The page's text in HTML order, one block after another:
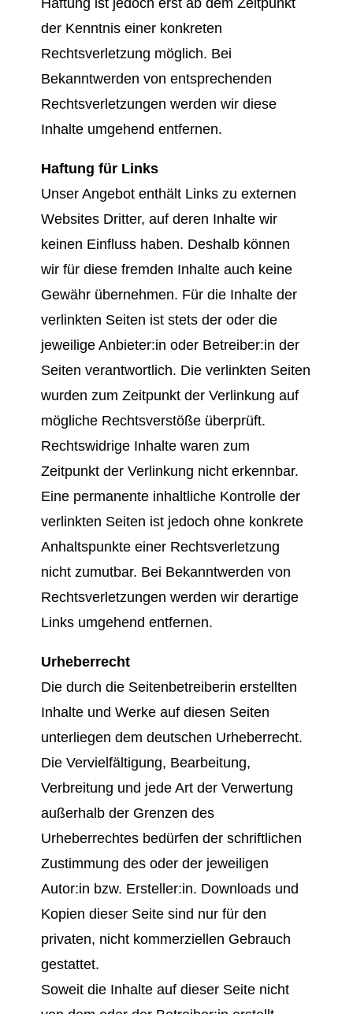
Haftung ist jedoch erst ab dem Zeitpunkt
der Kenntnis einer konkreten
Rechtsverletzung möglich. Bei
Bekanntwerden von entsprechenden
Rechtsverletzungen werden wir diese
Inhalte umgehend entfernen.
Haftung für Links
Unser Angebot enthält Links zu externen
Websites Dritter, auf deren Inhalte wir
keinen Einfluss haben. Deshalb können
wir für diese fremden Inhalte auch keine
Gewähr übernehmen. Für die Inhalte der
verlinkten Seiten ist stets der oder die
jeweilige Anbieter:in oder Betreiber:in der
Seiten verantwortlich. Die verlinkten Seiten
wurden zum Zeitpunkt der Verlinkung auf
mögliche Rechtsverstöße überprüft.
Rechtswidrige Inhalte waren zum
Zeitpunkt der Verlinkung nicht erkennbar.
Eine permanente inhaltliche Kontrolle der
verlinkten Seiten ist jedoch ohne konkrete
Anhaltspunkte einer Rechtsverletzung
nicht zumutbar. Bei Bekanntwerden von
Rechtsverletzungen werden wir derartige
Links umgehend entfernen.
Urheberrecht
Die durch die Seitenbetreiberin erstellten
Inhalte und Werke auf diesen Seiten
unterliegen dem deutschen Urheberrecht.
Die Vervielfältigung, Bearbeitung,
Verbreitung und jede Art der Verwertung
außerhalb der Grenzen des
Urheberrechtes bedürfen der schriftlichen
Zustimmung des oder der jeweiligen
Autor:in bzw. Ersteller:in. Downloads und
Kopien dieser Seite sind nur für den
privaten, nicht kommerziellen Gebrauch
gestattet.
Soweit die Inhalte auf dieser Seite nicht